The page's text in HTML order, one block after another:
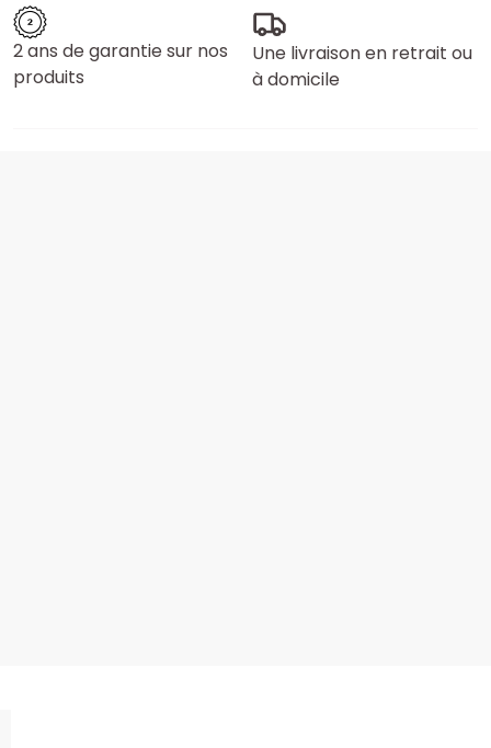
2 ans de garantie sur nos
produits
Une livraison en retrait ou
à domicile